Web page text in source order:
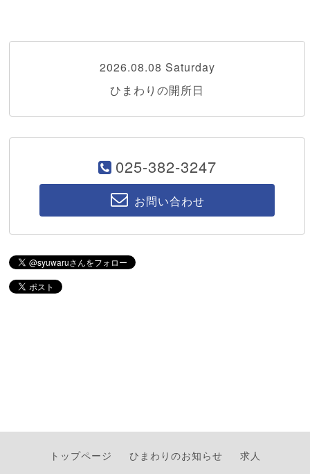
2026.08.08 Saturday
ひまわりの開所日
025-382-3247
お問い合わせ
トップページ ひまわりのお知らせ
求人